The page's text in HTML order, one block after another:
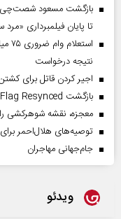
بازگشت مسعود شصت‌چی با
تا پایان فیلمبرداری «مرد
نتیجه درخواست
اجیر کردن قاتل برای
بازگشت Black Flag Resynced خبری جذاب برای دوستداران بازی
معجزه، نقشه شوهرکشی
توصیه‌های هلال‌احمر
جام‌جهانی مهاجران
ویدئو